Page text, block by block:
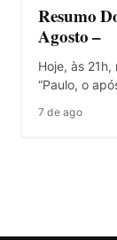
Resumo
Agosto –
Hoje, às
“Paulo, o
7 de ago